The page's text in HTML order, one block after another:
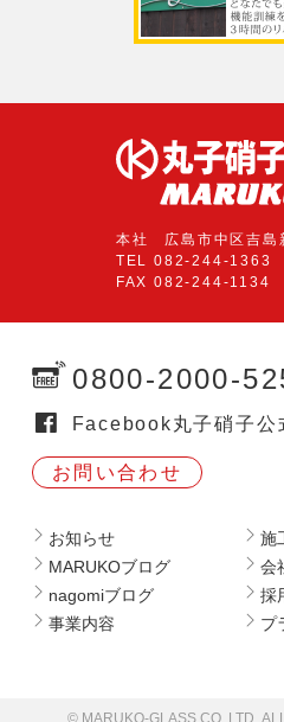
本社 広島市中区吉島
TEL 082-244-1363
FAX 082-244-1134
0800-2000-
Facebook丸子硝子公
お問い合わせ
お知らせ
MARUKOブログ
nagomiブログ
事業内容
施
会
採
プ
© MARUKO-GLASS CO.,LTD.